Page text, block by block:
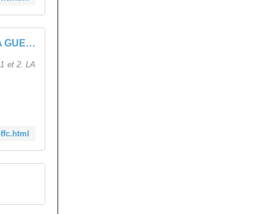
Course FFC, LA GUEROULDE - 03 Mai 2026 - Access 1 et 2
et 2. LA